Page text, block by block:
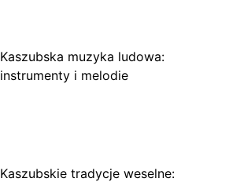
Kaszubska muzyka ludowa:
instrumenty i melodie
Kaszubskie tradycje weselne: